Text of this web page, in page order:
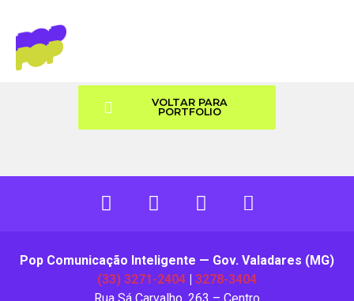
VOLTAR PARA
PORTFOLIO
Pop Comunicação Inteligente — Gov. Valadares (MG)
(33) 3271-2404 | 3278-3404